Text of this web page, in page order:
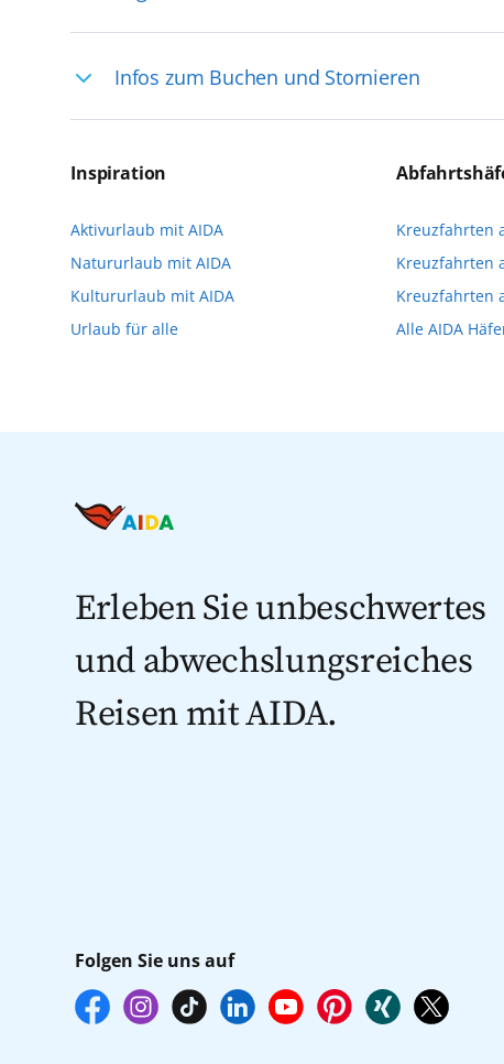
selten, sodass dort englischsprachige
das Reiseerlebnis
Infos zum Buchen und Stornieren
Reservierungsanfrage über aida.de/
Verfügung stehen. Deshalb empfehlen wir
vorzunehmen.
Inspiration
Aktivurlaub mit AIDA
Natururlaub mit AIDA
Kultururlaub mit AIDA
Urlaub für alle
Kreuzfahrten
Kreuzfahrten
Kreuzfahrten
Alle AIDA
Erleben Sie unbeschwertes
und abwechslungsreiches
Reisen mit AIDA.
Folgen Sie uns auf